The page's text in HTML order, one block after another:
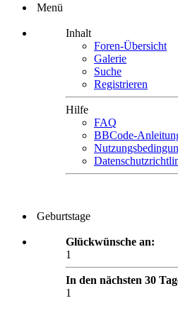
Menü
Inhalt
Foren-Übersicht
Galerie
Suche
Registrieren
Hilfe
FAQ
BBCode-
Geburtstage
Glückwünsche an:
1
In den nächsten 30
1